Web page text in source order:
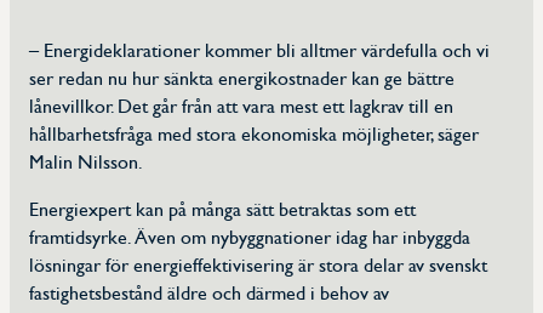
– Energideklarationer kommer bli alltmer värdefulla och vi
ser redan nu hur sänkta energikostnader kan ge bättre
lånevillkor. Det går från att vara mest ett lagkrav till en
hållbarhetsfråga med stora ekonomiska möjligheter, säger
Malin Nilsson.
Energiexpert kan på många sätt betraktas som ett
framtidsyrke. Även om nybyggnationer idag har inbyggda
lösningar för energieffektivisering är stora delar av svenskt
fastighetsbestånd äldre och därmed i behov av